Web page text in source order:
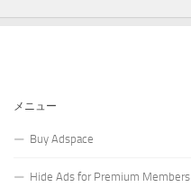
メニュー
Buy Adspace
Hide Ads for Premium Members